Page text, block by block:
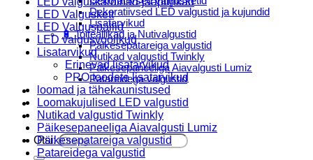
Dekoratiivsed LED valgustid ja kujundid
Lisatarvikud
🔋 Toiteallikad ja Nutivalgustid
Päikesepatareiga valgustid
Nutikad valgustid Twinkly
Päikesepaneeliga Aiavalgusti Lumiz
Patareidega valgustid
Päikeselaternad Lumiz
Valguskettide paigaldus
Blogi
Otsi:
LED Valguskett
LED Valguspallid
LED valgusvoolikud
Lisatarvikud
Erinevad lisatarvikud
PRO toodete lisatarvikud
loomad ja tähekaunistused
Loomakujulised LED valgustid
Nutikad valgustid Twinkly
Päikesepaneeliga Aiavalgusti Lumiz
Päikesepatareiga valgustid
Patareidega valgustid